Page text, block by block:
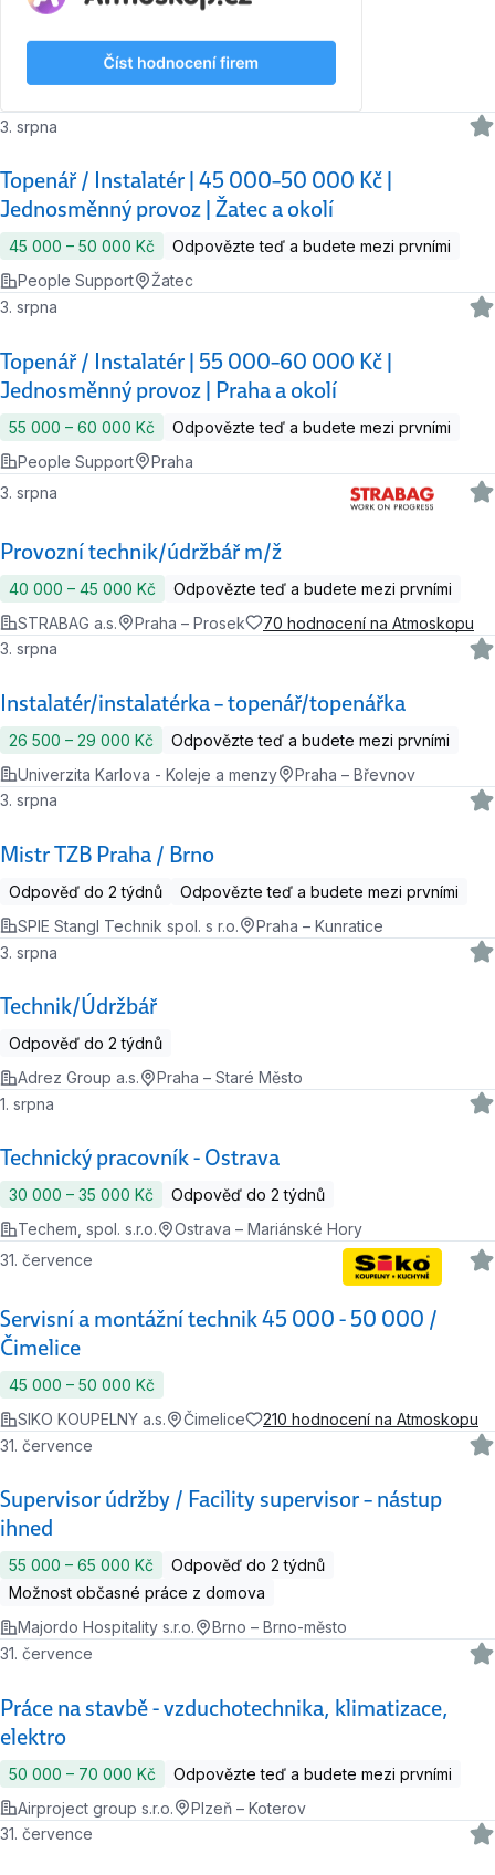
Topenář / Instalatér | 45 000–50 000 Kč |
Jednosměnný provoz | Žatec a okolí
3. srpna
45 000 ‍–‍ 50 000 Kč
Odpovězte teď a budete mezi prvními
People Support
Žatec
Topenář / Instalatér | 55 000–60 000 Kč |
Jednosměnný provoz | Praha a okolí
3. srpna
55 000 ‍–‍ 60 000 Kč
Odpovězte teď a budete mezi prvními
People Support
Praha
Provozní technik/údržbář m/ž
3. srpna
40 000 ‍–‍ 45 000 Kč
Odpovězte teď a budete mezi prvními
STRABAG a.s.
Praha – Prosek 70 hodnocení na Atmoskopu
Instalatér/instalatérka – topenář/topenářka
3. srpna
26 500 ‍–‍ 29 000 Kč
Odpovězte teď a budete mezi prvními
Univerzita Karlova - Koleje a menzy
Praha – Břevnov
Mistr TZB Praha / Brno
3. srpna
Odpověď do 2 týdnů
Odpovězte teď a budete mezi prvními
SPIE Stangl Technik spol. s r.o.
Praha – Kunratice
Technik/Údržbář
3. srpna
Odpověď do 2 týdnů
Adrez Group a.s.
Praha – Staré Město
Technický pracovník - Ostrava
1. srpna
30 000 ‍–‍ 35 000 Kč
Odpověď do 2 týdnů
Techem, spol. s.r.o.
Ostrava – Mariánské Hory
Servisní a montážní technik 45 000 - 50 000 /
Čimelice
31. července
45 000 ‍–‍ 50 000 Kč
SIKO KOUPELNY a.s.
Čimelice 210 hodnocení na Atmoskopu
Supervisor údržby / Facility supervisor – nástup
ihned
31. července
55 000 ‍–‍ 65 000 Kč
Odpověď do 2 týdnů
Možnost občasné práce z domova
Majordo Hospitality s.r.o.
Brno – Brno-město
Práce na stavbě - vzduchotechnika, klimatizace,
elektro
31. července
50 000 ‍–‍ 70 000 Kč
Odpovězte teď a budete mezi prvními
Airproject group s.r.o.
Plzeň – Koterov
31. července